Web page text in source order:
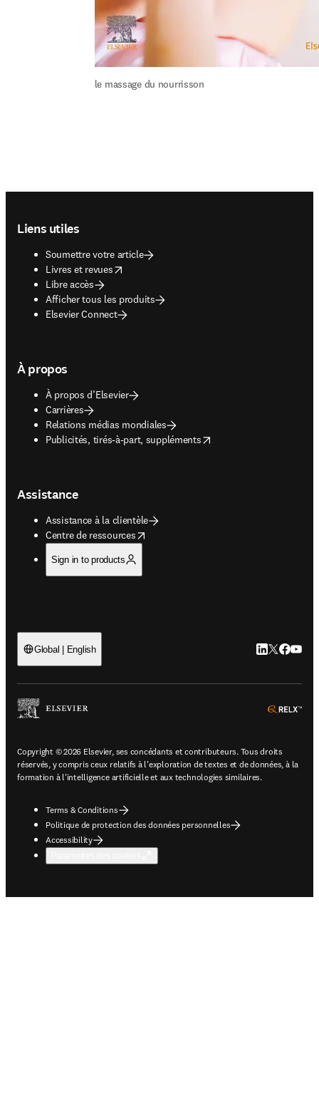
le massage du nourrisson
Liens utiles
Soumettre votre article
Livres et revues
opens in new tab/window
Libre accès
Afficher tous les produits
Elsevier Connect
À propos
À propos d’Elsevier
Carrières
Relations médias mondiales
Publicités, tirés-à-part, suppléments
opens in new tab/window
Assistance
Assistance à la clientèle
Centre de ressources
opens in new tab/window
Sign in to products
Global | English LinkedIn
Twitter
Copyright © 2026 Elsevier, ses concédants et contributeurs. Tous droits
réservés, y compris ceux relatifs à l'exploration de textes et de données, à la
formation à l'intelligence artificielle et aux technologies similaires.
Terms & Conditions
Politique de protection des données personnelles
Accessibility